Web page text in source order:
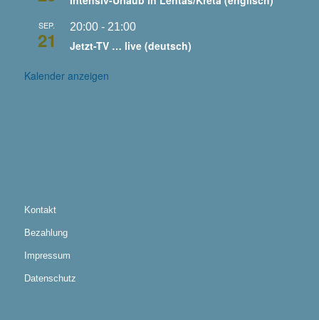
SEP.
21
20:00- 21:00
Jetzt-TV … live (deutsch)
Kalender anzeigen
Kontakt
Bezahlung
Impressum
Datenschutz